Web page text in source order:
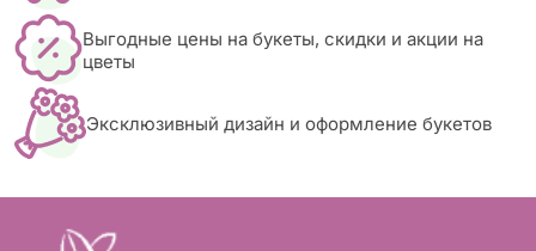
Выгодные цены на букеты, скидки и акции на
цветы
Эксклюзивный дизайн и оформление букетов